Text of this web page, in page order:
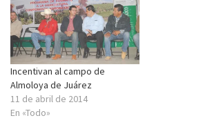
Incentivan al campo de
Almoloya de Juárez
11 de abril de 2014
En «Todo»